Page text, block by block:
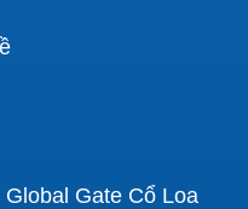
Gate Cổ Loa